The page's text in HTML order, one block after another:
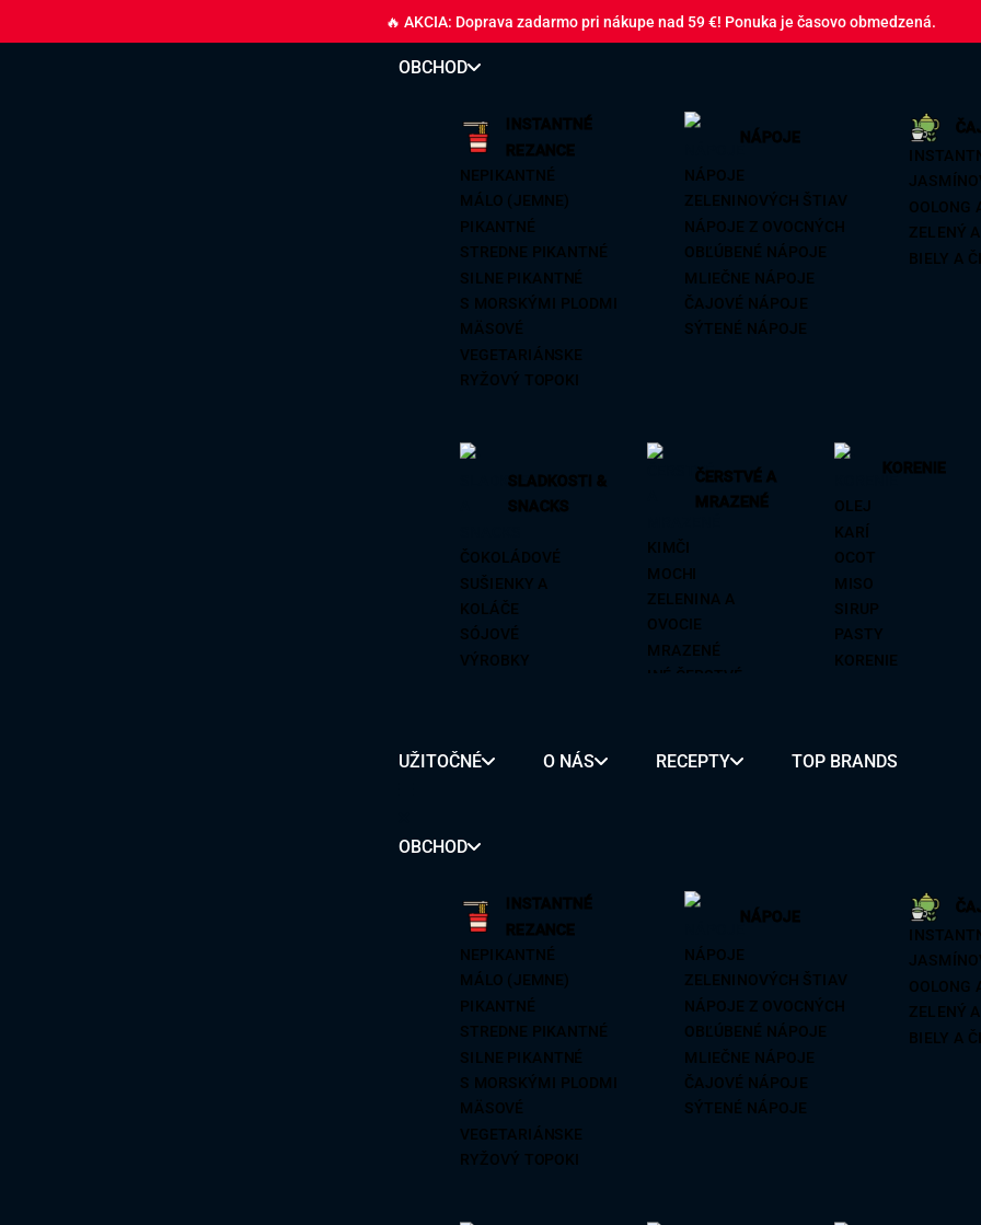
🔥 AKCIA: Doprava zadarmo pri nákupe nad 59 €! Ponuka je časovo obmedzená.
OBCHOD
INSTANTNÉ
REZANCE
NEPIKANTNÉ
MÁLO (JEMNE)
PIKANTNÉ
STREDNE PIKANTNÉ
SILNE PIKANTNÉ
S MORSKÝMI PLODMI
MÄSOVÉ
VEGETARIÁNSKE
RYŽOVÝ TOPOKI
NÁPOJE
NÁPOJE
ZELENINOVÝCH ŠTIAV
NÁPOJE Z OVOCNÝCH
OBĽÚBENÉ NÁPOJE
MLIEČNE NÁPOJE
ČAJOVÉ NÁPOJE
SÝTENÉ NÁPOJE
OOLONG
ZELENÝ
BIELY A
SLADKOSTI &
SNACKS
ČOKOLÁDOVÉ
SUŠIENKY A
KOLÁČE
SÓJOVÉ
VÝROBKY
CUKRÍKY
ČERSTVÉ A
MRAZENÉ
KIMČI
MOCHI
ZELENINA A
OVOCIE
MRAZENÉ
INÉ ČERSTVÉ
KORENIE
OLEJ
KARÍ
OCOT
MISO
SIRUP
PASTY
KORENIE
ZMES KORENIA A
UDON
RYŽOVÉ
REZANCE
PŠENIČNÉ REZANCE
MOCHI
OVOCNÉ
ALKOHOL
VÍNO
UŽITOČNÉ O NÁS RECEPTY TOP BRANDS
OBCHOD
INSTANTNÉ
REZANCE
NEPIKANTNÉ
MÁLO (JEMNE)
PIKANTNÉ
STREDNE PIKANTNÉ
SILNE PIKANTNÉ
S MORSKÝMI PLODMI
MÄSOVÉ
VEGETARIÁNSKE
RYŽOVÝ TOPOKI
NÁPOJE
NÁPOJE
ZELENINOVÝCH ŠTIAV
NÁPOJE Z OVOCNÝCH
OBĽÚBENÉ NÁPOJE
MLIEČNE NÁPOJE
ČAJOVÉ NÁPOJE
SÝTENÉ NÁPOJE
OOLONG
ZELENÝ
BIELY A